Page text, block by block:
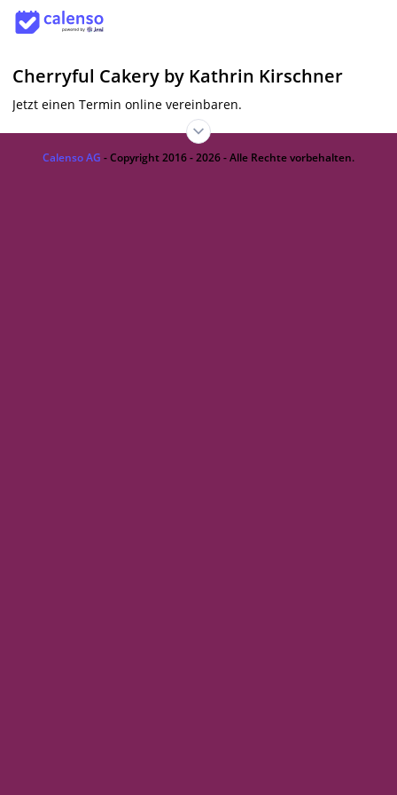
Cherryful Cakery by Kathrin Kirschner
Jetzt einen Termin online vereinbaren.
Calenso AG - Copyright 2016 - 2026 - Alle Rechte vorbehalten.